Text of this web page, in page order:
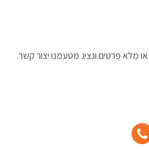
או מלא פרטים ונציג מטעמנו יצור קשר.